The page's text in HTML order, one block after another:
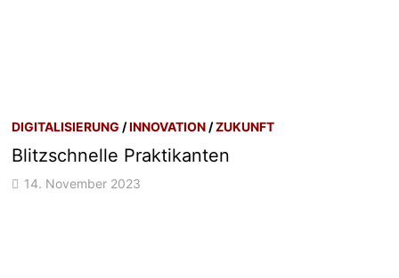
DIGITALISIERUNG /INNOVATION /ZUKUNFT
Blitzschnelle Praktikanten
14. November 2023